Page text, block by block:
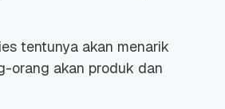
tentunya akan menarik
orang akan produk dan